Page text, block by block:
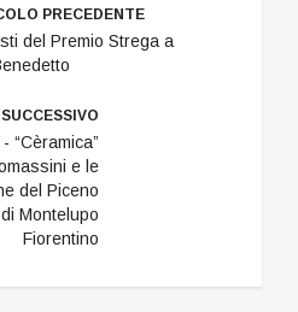
PRECEDENTE
del Premio Strega a
“Cèramica”
e le
del Piceno
Montelupo
Fiorentino